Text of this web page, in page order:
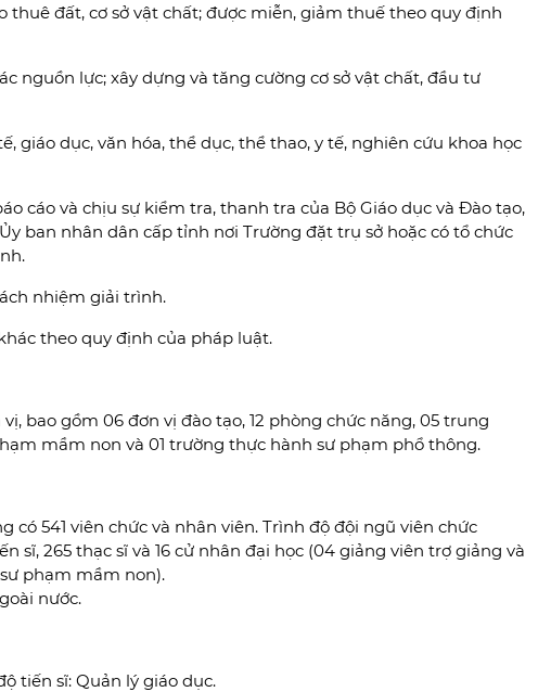
thuê đất, cơ sở vật chất; được miễn, giảm thuế theo quy định
nguồn lực; xây dựng và tăng cường cơ sở vật chất, đầu tư
giáo dục, văn hóa, thể dục, thể thao, y tế, nghiên cứu khoa học
cáo và chịu sự kiểm tra, thanh tra của Bộ Giáo dục và Đào tạo,
ban nhân dân cấp tỉnh nơi Trường đặt trụ sở hoặc có tổ chức
nhiệm giải trình.
theo quy định của pháp luật.
bao gồm 06 đơn vị đào tạo, 12 phòng chức năng, 05 trung
mầm non và 01 trường thực hành sư phạm phổ thông.
có 541 viên chức và nhân viên. Trình độ đội ngũ viên chức
sĩ, 265 thạc sĩ và 16 cử nhân đại học (04 giảng viên trợ giảng và
phạm mầm non).
nước.
tiến sĩ: Quản lý giáo dục.